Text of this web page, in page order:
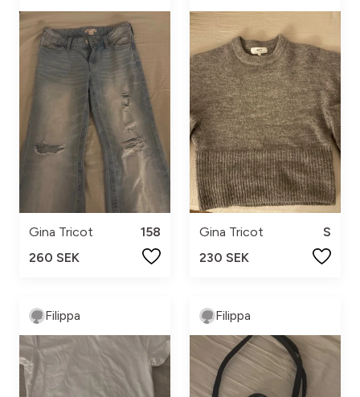
Gina Tricot
158
260 SEK
Gina Tricot
S
230 SEK
Filippa Filippa